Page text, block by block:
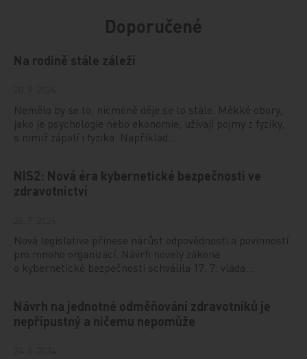
Doporučené
Na rodině stále záleží
Nemělo by se to, nicméně děje se to stále. Měkké obory,
jako je psychologie nebo ekonomie, užívají pojmy z fyziky,
s nimiž zápolí i fyzika. Například…
NIS2: Nová éra kybernetické bezpečnosti ve
zdravotnictví
Nová legislativa přinese nárůst odpovědnosti a povinností
pro mnoho organizací. Návrh novely zákona
o kybernetické bezpečnosti schválila 17. 7. vláda…
Návrh na jednotné odměňování zdravotníků je
nepřípustný a ničemu nepomůže